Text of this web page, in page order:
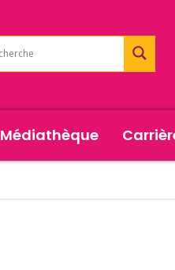
Médiathèque